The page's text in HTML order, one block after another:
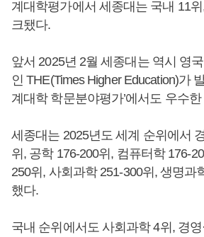
계대학평가에서 세종대는 국내 11
크됐다.
앞서 2025년 2월 세종대는 역시 영
인 THE(Times Higher Education)가
계대학 학문분야평가’에서도 우수
세종대는 2025년도 세계 순위에서
위, 공학 176-200위, 컴퓨터학 176-
250위, 사회과학 251-300위, 생명과
했다.
국내 순위에서도 사회과학 4위, 경영